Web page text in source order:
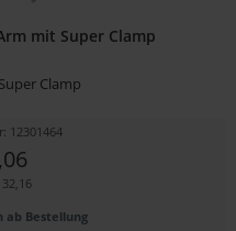
mit Super Clamp
Clamp
12301464
ab Bestellung